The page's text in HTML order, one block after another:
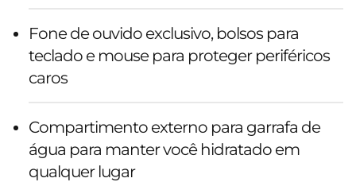
Fone de ouvido exclusivo, bolsos para
teclado e mouse para proteger periféricos
caros
Compartimento externo para garrafa de
água para manter você hidratado em
qualquer lugar